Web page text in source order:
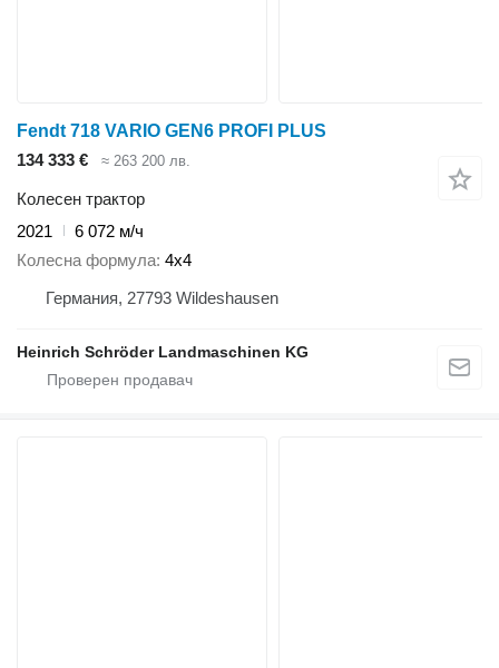
Fendt 718 VARIO GEN6 PROFI PLUS
134 333 €
≈ 263 200 лв.
Колесен трактор
2021
6 072 м/ч
Колесна формула 4x4
Германия, 27793 Wildeshausen
Heinrich Schröder Landmaschinen KG